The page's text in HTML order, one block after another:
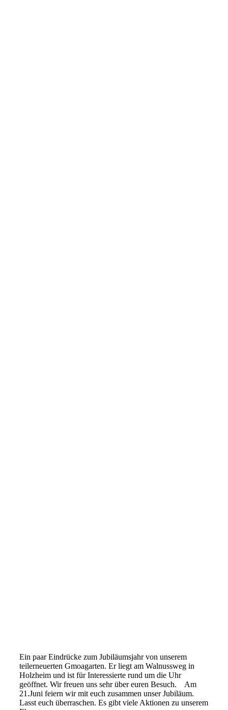
Ein paar Eindrücke zum Jubiläumsjahr von unserem
teilerneuerten Gmoagarten. Er liegt am Walnussweg in
Holzheim und ist für Interessierte rund um die Uhr
geöffnet. Wir freuen uns sehr über euren Besuch. Am
21.Juni feiern wir mit euch zusammen unser Jubiläum.
Lasst euch überraschen. Es gibt viele Aktionen zu unserem